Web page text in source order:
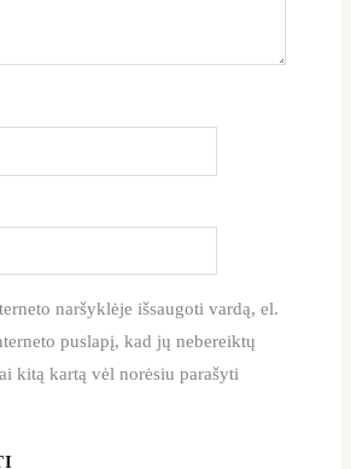
naršyklėje išsaugoti vardą, el.
puslapį, kad jų nebereiktų
kitą kartą vėl norėsiu parašyti